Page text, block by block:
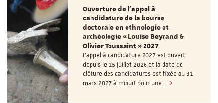
Ouverture de l'appel à
candidature de la bourse
doctorale en ethnologie et
archéologie « Louise Beyrand &
Olivier Toussaint » 2027
L’appel à candidature 2027 est ouvert
depuis le 15 juillet 2026 et la date de
clôture des candidatures est fixée au 31
mars 2027 à minuit pour une…